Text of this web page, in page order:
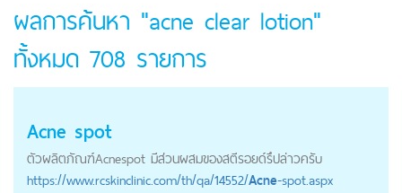
ผลการค้นหา "acne clear lotion"
ทั้งหมด 708 รายการ
Acne spot
ตัวผลิตภัณฑ์Acnespot มีส่วนผสมของสตีรอยด์รึปล่าวครับ
https://www.rcskinclinic.com/th/qa/14552/Acne-spot.aspx